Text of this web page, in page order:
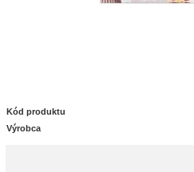
Kód produktu
Výrobca